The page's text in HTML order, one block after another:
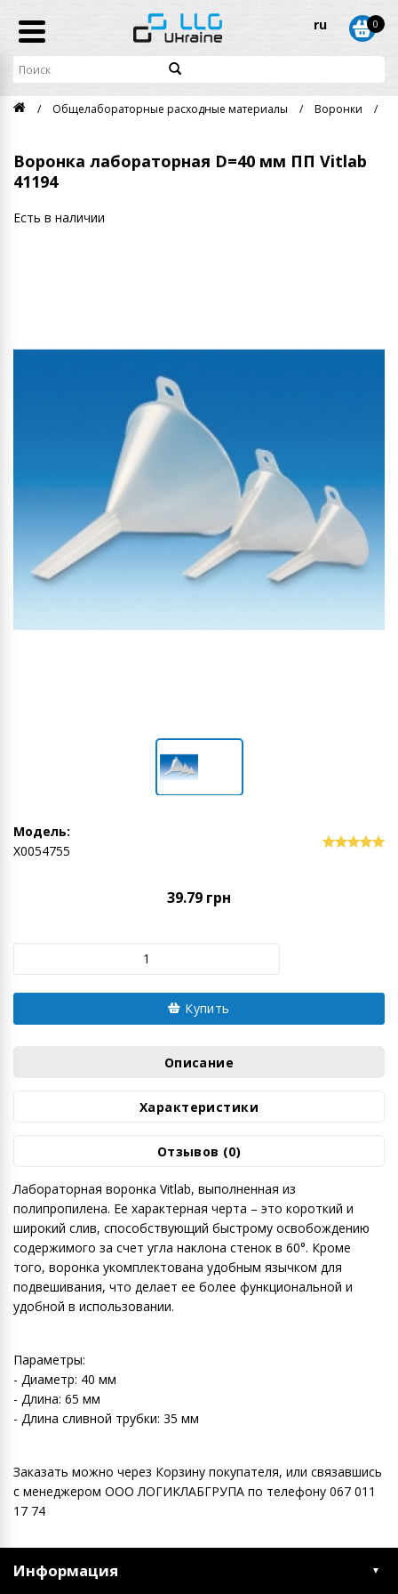
ru 0
Общелабораторные расходные материалы Воронки
Воронка лабораторная D=40 мм ПП Vitlab
41194
Есть в наличии
Модель:
Х0054755
39.79 грн
Купить
Описание
Характеристики
Отзывов (0)
Лабораторная воронка Vitlab, выполненная из
полипропилена. Ее характерная черта – это короткий и
широкий слив, способствующий быстрому освобождению
содержимого за счет угла наклона стенок в 60°. Кроме
того, воронка укомплектована удобным язычком для
подвешивания, что делает ее более функциональной и
удобной в использовании.
Параметры:
- Диаметр: 40 мм
- Длина: 65 мм
- Длина сливной трубки: 35 мм
Заказать можно через Корзину покупателя, или связавшись
с менеджером ООО ЛОГИКЛАБГРУПА по телефону 067 011
17 74
Информация